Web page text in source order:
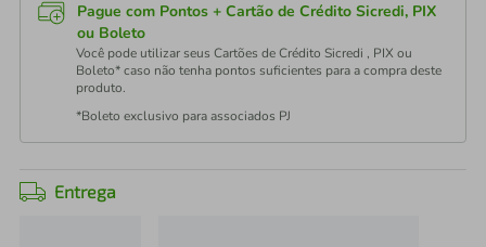
Pague com Pontos + Cartão de Crédito Sicredi, PIX
ou Boleto
Você pode utilizar seus Cartões de Crédito Sicredi , PIX ou
Boleto* caso não tenha pontos suficientes para a compra deste
produto.
*Boleto exclusivo para associados PJ
Entrega